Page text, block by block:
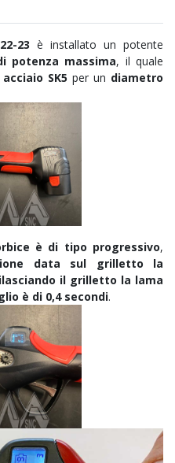
23 è installato un potente
potenza massima, il quale
SK5 per un diametro
è di tipo progressivo,
data sul grilletto la
il grilletto la lama
è di 0,4 secondi.